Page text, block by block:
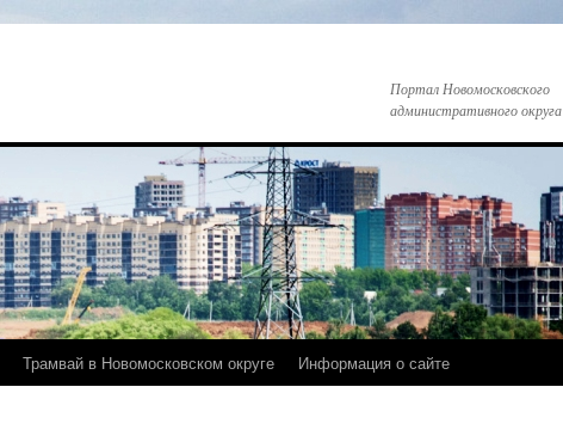
Портал Новомосковского
административного округа
Трамвай в Новомосковском округе Информация о сайте